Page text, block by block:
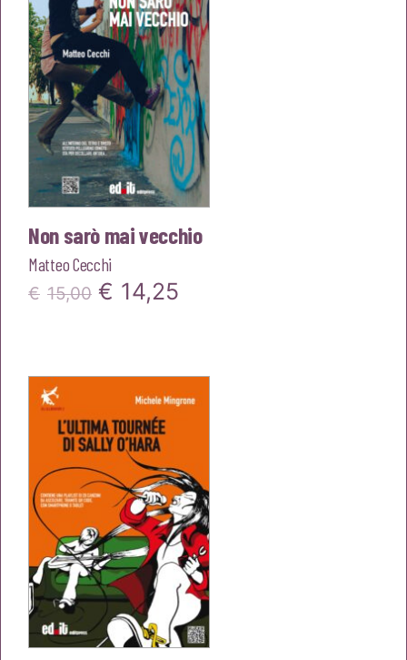
Non sarò mai vecchio
Matteo Cecchi
€ 15,00 Il
era:
€15,00.
€ 14,25
è: